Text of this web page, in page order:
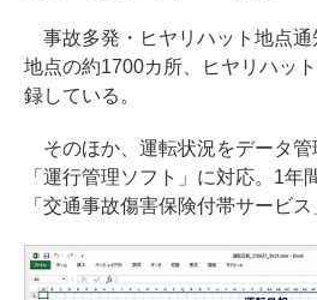
事故多発・ヒヤリハット地点通
地点の約1700カ所、ヒヤリハッ
録している。
そのほか、運転状況をデータ管
「運行管理ソフト」に対応。1年
「交通事故傷害保険付帯サービス